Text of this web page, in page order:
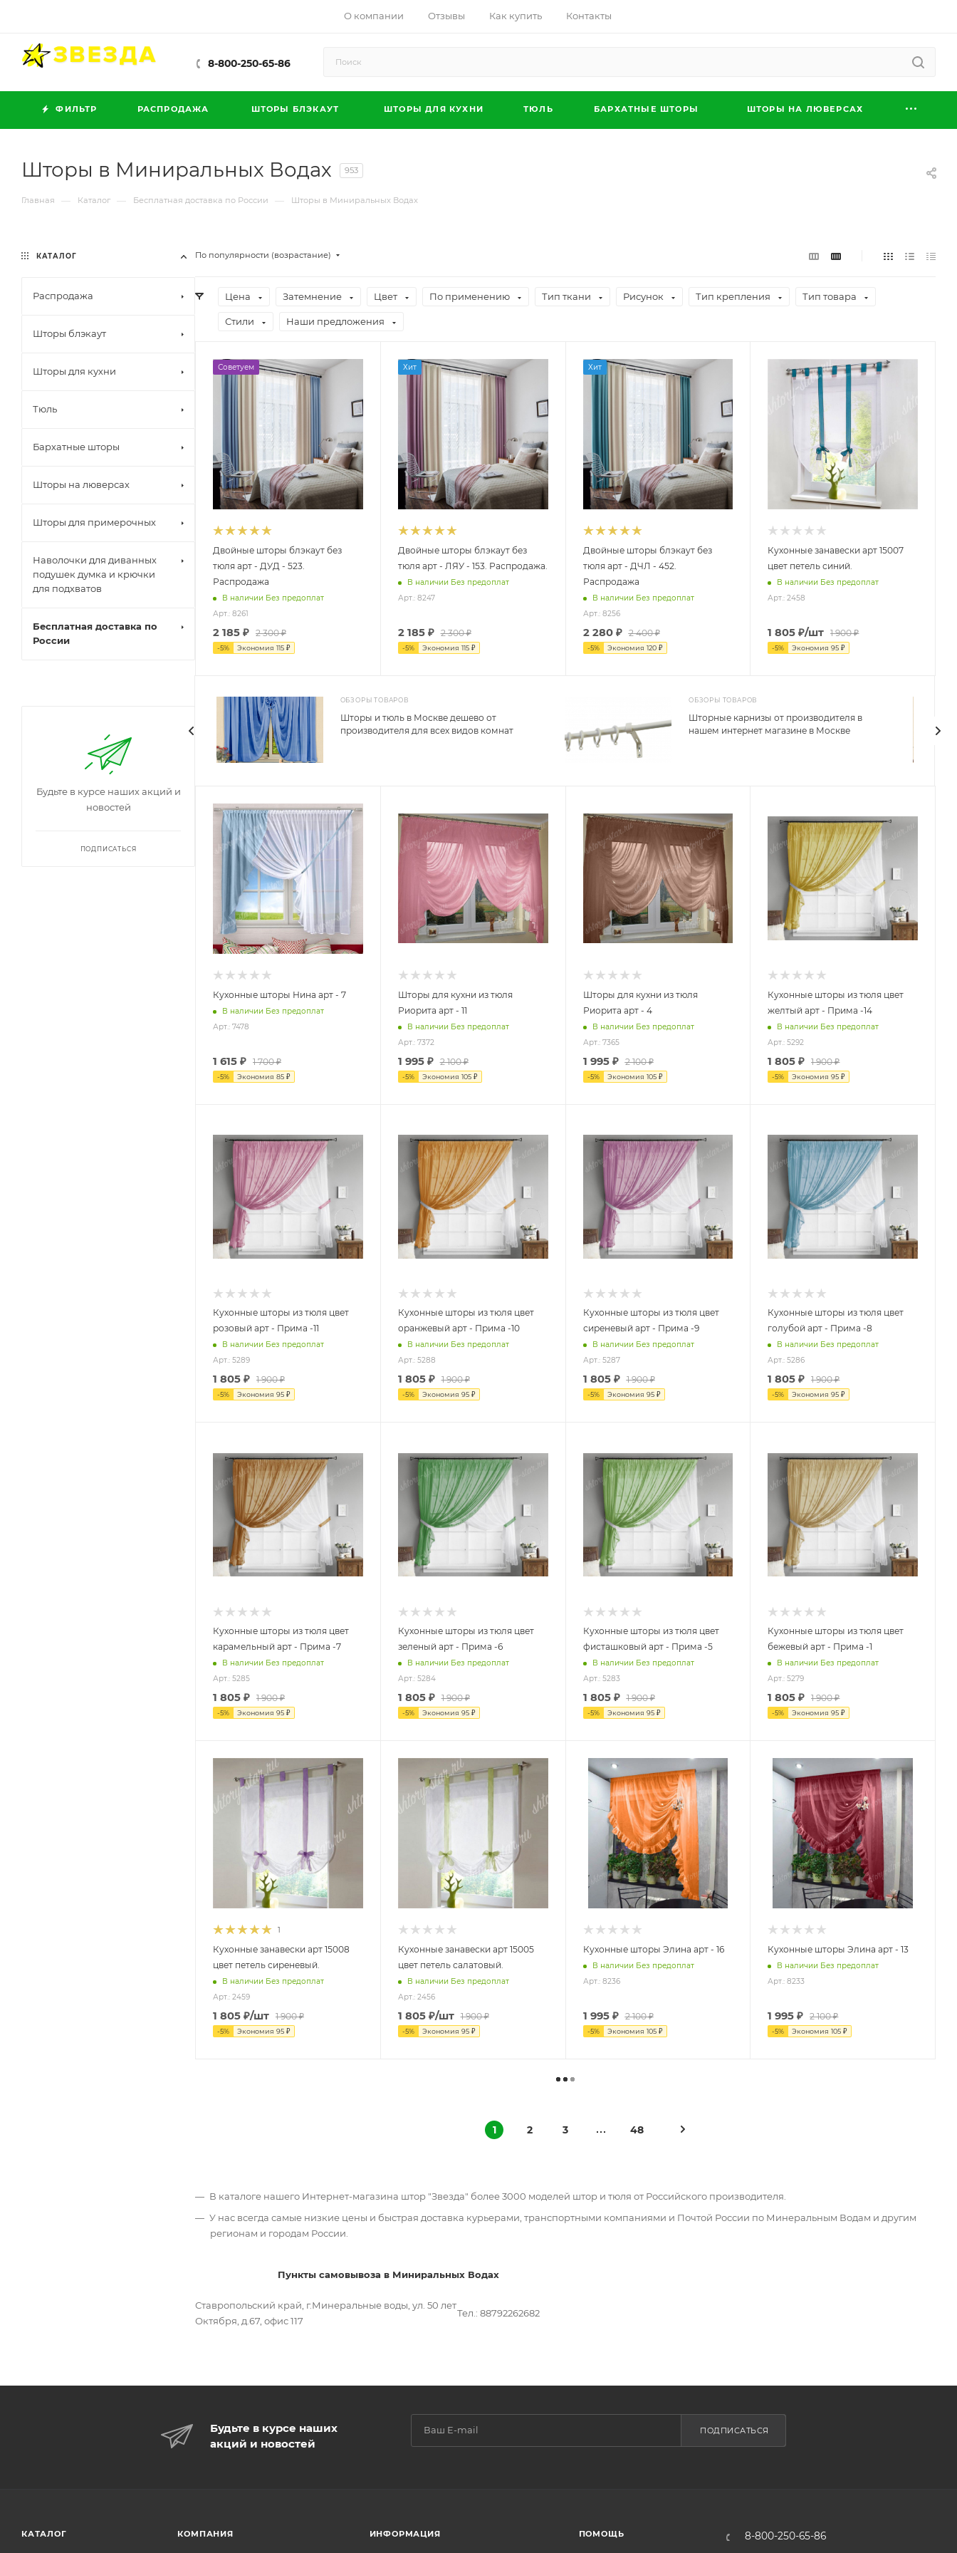
О компании Отзывы Как купить Контакты
8-800-250-65-86
ФИЛЬТР РАСПРОДАЖА ШТОРЫ БЛЭКАУТ ШТОРЫ ДЛЯ КУХНИ ТЮЛЬ БАРХАТНЫЕ ШТОРЫ ШТОРЫ НА ЛЮВЕРСАХ
Шторы в Миниральных Водах 953
Главная — Каталог — Бесплатная доставка по России — Шторы в Миниральных Водах
По популярности (возрастание)
Цена Затемнение Цвет По применению Тип ткани Рисунок Тип крепления Тип товара
Стили Наши предложения
Советуем
Двойные шторы блэкаут без
тюля арт - ДУД - 523.
Распродажа
В наличии Без предоплат
Арт.: 8261
2 185 ₽ 2 300₽
-5% Экономия 115 ₽
Хит
Двойные шторы блэкаут без
тюля арт - ЛЯУ - 153. Распродажа.
В наличии Без предоплат
Арт.: 8247
2 185₽ 2 300₽
-5% Экономия 115₽
Хит
Двойные шторы блэкаут без
тюля арт - ДЧЛ - 452.
Распродажа
В наличии Без предоплат
Арт.: 8256
2 280₽ 2 400₽
-5% Экономия 120₽
Кухонные занавески арт 15007
цвет петель синий.
В наличии Без предоплат
Арт.: 2458
1 805 ₽/шт 1 900₽
-5% Экономия95 ₽
ОБЗОРЫ ТОВАРОВ
Шторы и тюль в Москве дешево от
производителя для всех видов комнат
ОБЗОРЫ ТОВАРОВ
Шторные карнизы от производителя в
нашем интернет магазине в Москве
Кухонные шторы Нина арт - 7
В наличии Без предоплат
Арт.: 7478
1 615 ₽ 1 700₽
-5% Экономия 85 ₽
Шторы для кухни из тюля
Риорита арт - 11
В наличии Без предоплат
Арт.: 7372
1 995₽ 2 100₽
-5% Экономия 105₽
Шторы для кухни из тюля
Риорита арт - 4
В наличии Без предоплат
Арт.: 7365
1 995₽ 2 100₽
-5% Экономия 105₽
Кухонные шторы из тюля цвет
желтый арт - Прима -14
В наличии Без предоплат
Арт.: 5292
1 805 ₽ 1 900₽
-5% Экономия95 ₽
Кухонные шторы из тюля цвет
розовый арт - Прима -11
В наличии Без предоплат
Арт.: 5289
1 805 ₽ 1 900₽
-5% Экономия 95 ₽
Кухонные шторы из тюля цвет
оранжевый арт - Прима -10
В наличии Без предоплат
Арт.: 5288
1 805₽ 1 900₽
-5% Экономия 95₽
Кухонные шторы из тюля цвет
сиреневый арт - Прима -9
В наличии Без предоплат
Арт.: 5287
1 805₽ 1 900₽
-5% Экономия 95₽
Кухонные шторы из тюля цвет
голубой арт - Прима -8
В наличии Без предоплат
Арт.: 5286
1 805 ₽ 1 900₽
-5% Экономия95 ₽
Кухонные шторы из тюля цвет
карамельный арт - Прима -7
В наличии Без предоплат
Арт.: 5285
1 805 ₽ 1 900₽
-5% Экономия 95 ₽
Кухонные шторы из тюля цвет
зеленый арт - Прима -6
В наличии Без предоплат
Арт.: 5284
1 805₽ 1 900₽
-5% Экономия 95₽
Кухонные шторы из тюля цвет
фисташковый арт - Прима -5
В наличии Без предоплат
Арт.: 5283
1 805₽ 1 900₽
-5% Экономия 95₽
Кухонные шторы из тюля цвет
бежевый арт - Прима -1
В наличии Без предоплат
Арт.: 5279
1 805 ₽ 1 900₽
-5% Экономия95 ₽
1
Кухонные занавески арт 15008
цвет петель сиреневый.
В наличии Без предоплат
Арт.: 2459
1 805 ₽/шт 1 900₽
-5% Экономия 95 ₽
Кухонные занавески арт 15005
цвет петель салатовый.
В наличии Без предоплат
Арт.: 2456
1 805₽/шт 1 900₽
-5% Экономия 95₽
Кухонные шторы Элина арт - 16
В наличии Без предоплат
Арт.: 8236
1 995₽ 2 100₽
-5% Экономия 105₽
Кухонные шторы Элина арт - 13
В наличии Без предоплат
Арт.: 8233
1 995 ₽ 2 100₽
-5% Экономия105 ₽
1 2 3 48
В каталоге нашего Интернет-магазина штор "Звезда" более 3000 моделей штор и тюля от Российского производителя.
У нас всегда самые низкие цены и быстрая доставка курьерами, транспортными компаниями и Почтой России по Минеральным Водам и другим
регионам и городам России.
Пункты самовывоза в Миниральных Водах
Ставропольский край, г.Минеральные воды, ул. 50 лет
Октября, д.67, офис 117
Тел.: 88792262682
КАТАЛОГ
Распродажа
Шторы блэкаут
Шторы для кухни
Тюль
Бархатные шторы
Шторы на люверсах
Шторы для примерочных
Наволочки для диванных
подушек думка и крючки
для подхватов
Бесплатная доставка по
России
Будьте в курсе наших акций и
новостей
ПОДПИСАТЬСЯ
Будьте в курсе наших
акций и новостей
ПОДПИСАТЬСЯ
КАТАЛОГ КОМПАНИЯ ИНФОРМАЦИЯ ПОМОЩЬ 8-800-250-65-86